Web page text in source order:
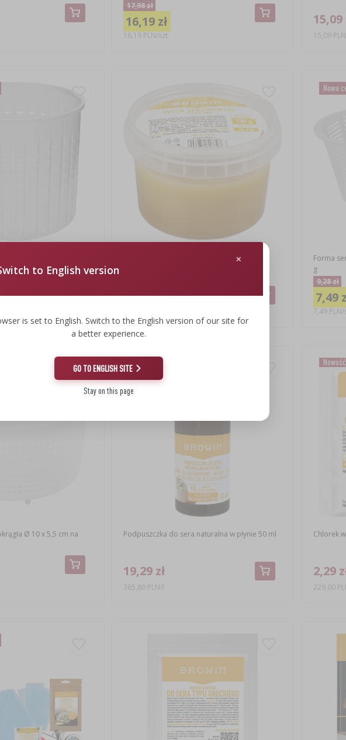
17,98 zł
16,19 zł
16,19 PLN/szt.
15,09
15,09
Ø 8,4 x 7,4 cm na
13,99 zł
Nowa
Forma
g
9,28 zł
7,49
7,49 PLN/
Ø 10 x 5,5 cm na
Podpuszczka do sera naturalna w płynie 50 ml
19,29 zł
385,80 PLN/l
Nowość
Chlorek
2,29
229,00
to English version
is set to English. Switch to the English version of our site for
a better experience.
GO TO ENGLISH SITE
Stay on this page